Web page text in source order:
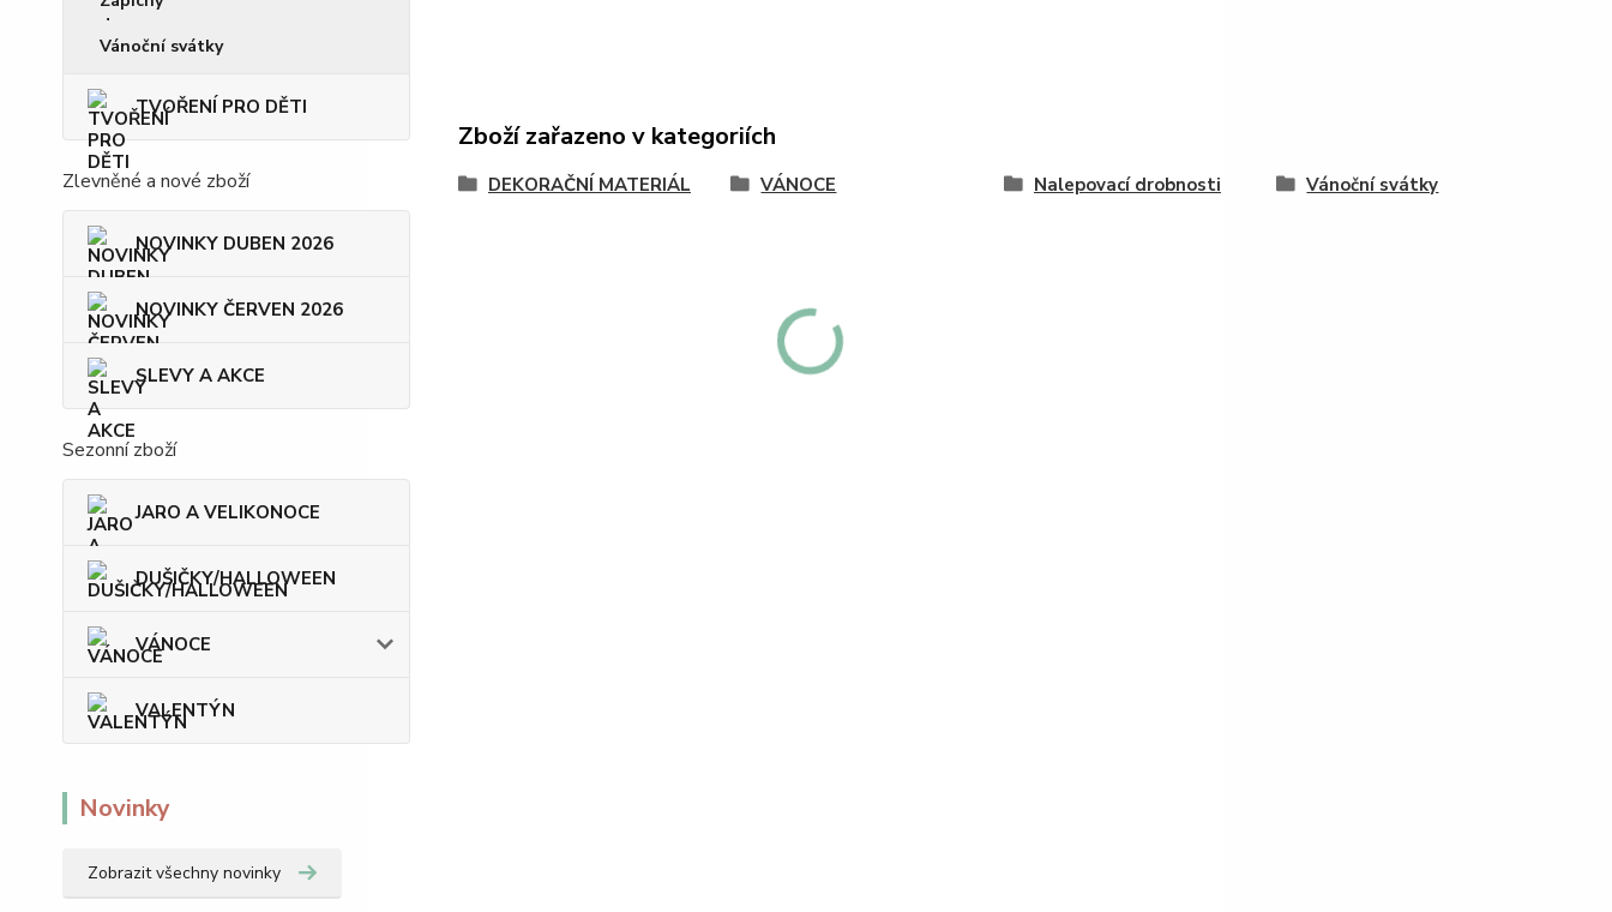
Vánoční svátky
TVOŘENÍ PRO DĚTI
Zlevněné a nové zboží
NOVINKY DUBEN 2026
NOVINKY ČERVEN 2026
SLEVY A AKCE
Sezonní zboží
JARO A VELIKONOCE
DUŠIČKY/HALLOWEEN
VÁNOCE
VALENTÝN
Novinky
Zobrazit všechny novinky
Zboží zařazeno v kategoriích
DEKORAČNÍ MATERIÁL VÁNOCE Nalepovací drobnosti Vánoční svátky